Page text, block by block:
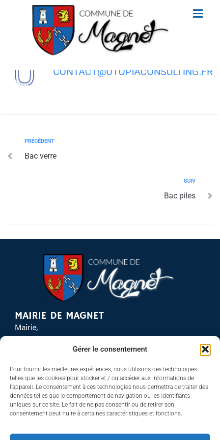
Gérer le consentement
Pour fournir les meilleures expériences, nous utilisons des technologies
telles que les cookies pour stocker et / ou accéder aux informations de
l’appareil. Le consentement à ces technologies nous permettra de traiter des
données telles que le comportement de navigation ou les identifiants
uniques sur ce site. Le fait de ne pas consentir ou de retirer son
consentement peut nuire à certaines caractéristiques et fonctions.
Bac verre
CONTACT@UTOPIACONSULTING.FR
PRÉCÉDENT
Bac verre
SUIV
Bac piles
MAIRIE DE MAGNET
Mairie,
21 Av. de la Gare,
Contacter la mairie
HORAIRES D'OUVERTURE
Lundi :Fermé
Mardi :14h – 18h